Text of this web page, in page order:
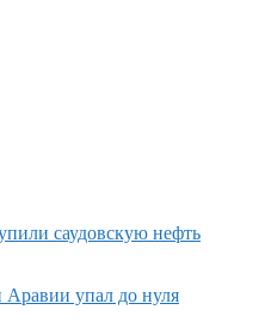
саудовскую нефть
Аравии упал до нуля